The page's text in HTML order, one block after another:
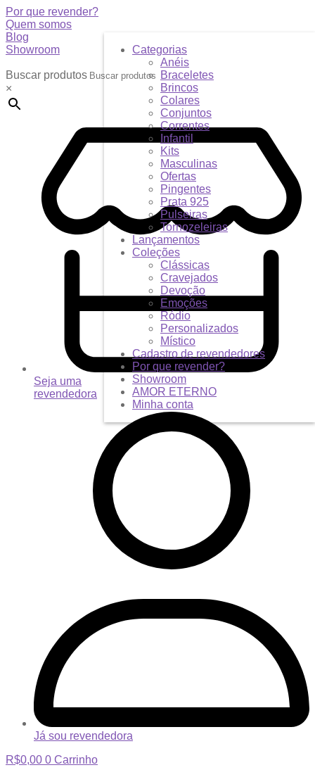
Por que revender?
Quem somos
Blog
Showroom
Buscar produtos
×
Seja uma
revendedora
Já sou revendedora
R$0,00 0 Carrinho
Categorias
Anéis
Braceletes
Brincos
Colares
Conjuntos
Correntes
Infantil
Kits
Masculinas
Ofertas
Pingentes
Prata 925
Pulseiras
Tornozeleiras
Lançamentos
Coleções
Clássicas
Cravejados
Devoção
Emoções
Ródio
Personalizados
Místico
Cadastro de revendedores
Por que revender?
Showroom
AMOR ETERNO
Minha conta